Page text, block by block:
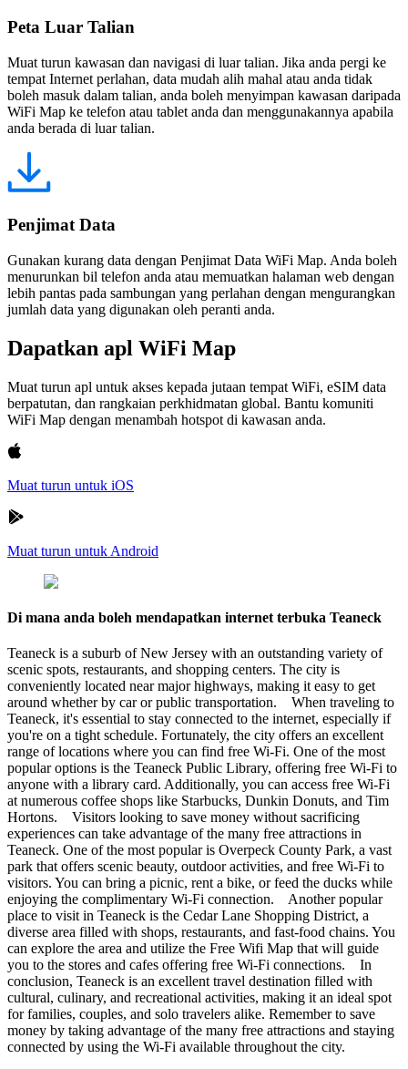
Peta Luar Talian
Muat turun kawasan dan navigasi di luar talian. Jika anda pergi ke
tempat Internet perlahan, data mudah alih mahal atau anda tidak
boleh masuk dalam talian, anda boleh menyimpan kawasan daripada
WiFi Map ke telefon atau tablet anda dan menggunakannya apabila
anda berada di luar talian.
Penjimat Data
Gunakan kurang data dengan Penjimat Data WiFi Map. Anda boleh
menurunkan bil telefon anda atau memuatkan halaman web dengan
lebih pantas pada sambungan yang perlahan dengan mengurangkan
jumlah data yang digunakan oleh peranti anda.
Dapatkan apl WiFi Map
Muat turun apl untuk akses kepada jutaan tempat WiFi, eSIM data
berpatutan, dan rangkaian perkhidmatan global. Bantu komuniti
WiFi Map dengan menambah hotspot di kawasan anda.
Muat turun untuk iOS
Muat turun untuk Android
Di mana anda boleh mendapatkan internet terbuka Teaneck
Teaneck is a suburb of New Jersey with an outstanding variety of
scenic spots, restaurants, and shopping centers. The city is
conveniently located near major highways, making it easy to get
around whether by car or public transportation. When traveling to
Teaneck, it's essential to stay connected to the internet, especially if
you're on a tight schedule. Fortunately, the city offers an excellent
range of locations where you can find free Wi-Fi. One of the most
popular options is the Teaneck Public Library, offering free Wi-Fi to
anyone with a library card. Additionally, you can access free Wi-Fi
at numerous coffee shops like Starbucks, Dunkin Donuts, and Tim
Hortons. Visitors looking to save money without sacrificing
experiences can take advantage of the many free attractions in
Teaneck. One of the most popular is Overpeck County Park, a vast
park that offers scenic beauty, outdoor activities, and free Wi-Fi to
visitors. You can bring a picnic, rent a bike, or feed the ducks while
enjoying the complimentary Wi-Fi connection. Another popular
place to visit in Teaneck is the Cedar Lane Shopping District, a
diverse area filled with shops, restaurants, and fast-food chains. You
can explore the area and utilize the Free Wifi Map that will guide
you to the stores and cafes offering free Wi-Fi connections. In
conclusion, Teaneck is an excellent travel destination filled with
cultural, culinary, and recreational activities, making it an ideal spot
for families, couples, and solo travelers alike. Remember to save
money by taking advantage of the many free attractions and staying
connected by using the Wi-Fi available throughout the city.